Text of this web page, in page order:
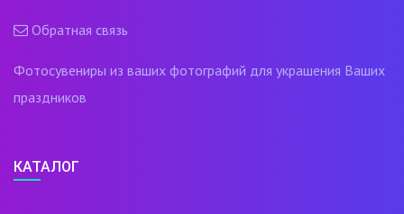
Обратная связь
Фотосувениры из ваших фотографий для украшения Ваших
праздников
КАТАЛОГ